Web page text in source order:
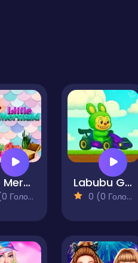
Little Mermaid Labubu Gokart
0 (0 Голосів)